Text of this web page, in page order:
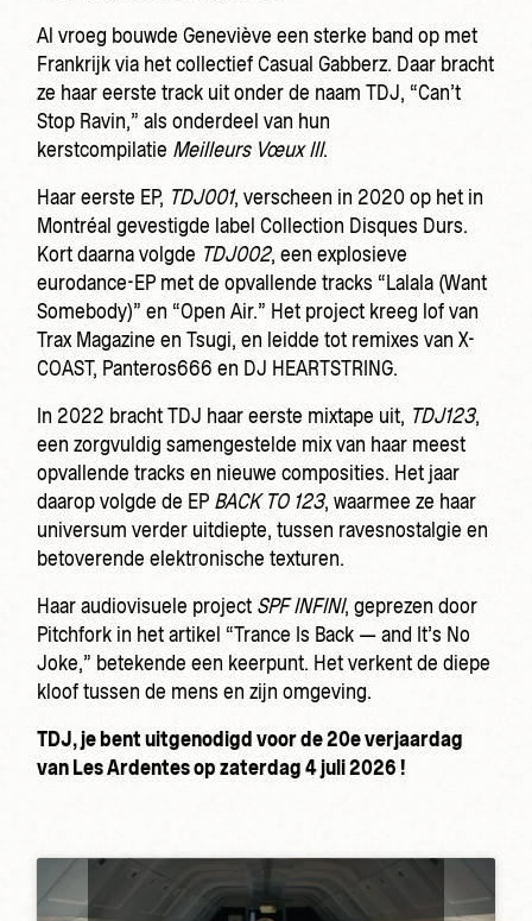
Al vroeg bouwde Geneviève een sterke band op met
Frankrijk via het collectief Casual Gabberz. Daar bracht
ze haar eerste track uit onder de naam TDJ, “Can’t
Stop Ravin,” als onderdeel van hun
kerstcompilatie Meilleurs Vœux III.
Haar eerste EP, TDJ001, verscheen in 2020 op het in
Montréal gevestigde label Collection Disques Durs.
Kort daarna volgde TDJ002, een explosieve
eurodance-EP met de opvallende tracks “Lalala (Want
Somebody)” en “Open Air.” Het project kreeg lof van
Trax Magazine en Tsugi, en leidde tot remixes van X-
COAST, Panteros666 en DJ HEARTSTRING.
In 2022 bracht TDJ haar eerste mixtape uit, TDJ123,
een zorgvuldig samengestelde mix van haar meest
opvallende tracks en nieuwe composities. Het jaar
daarop volgde de EP BACK TO 123, waarmee ze haar
universum verder uitdiepte, tussen ravesnostalgie en
betoverende elektronische texturen.
Haar audiovisuele project SPF INFINI, geprezen door
Pitchfork in het artikel “Trance Is Back — and It’s No
Joke,” betekende een keerpunt. Het verkent de diepe
kloof tussen de mens en zijn omgeving.
TDJ, je bent uitgenodigd voor de 20e verjaardag
van Les Ardentes op zaterdag 4 juli 2026 !